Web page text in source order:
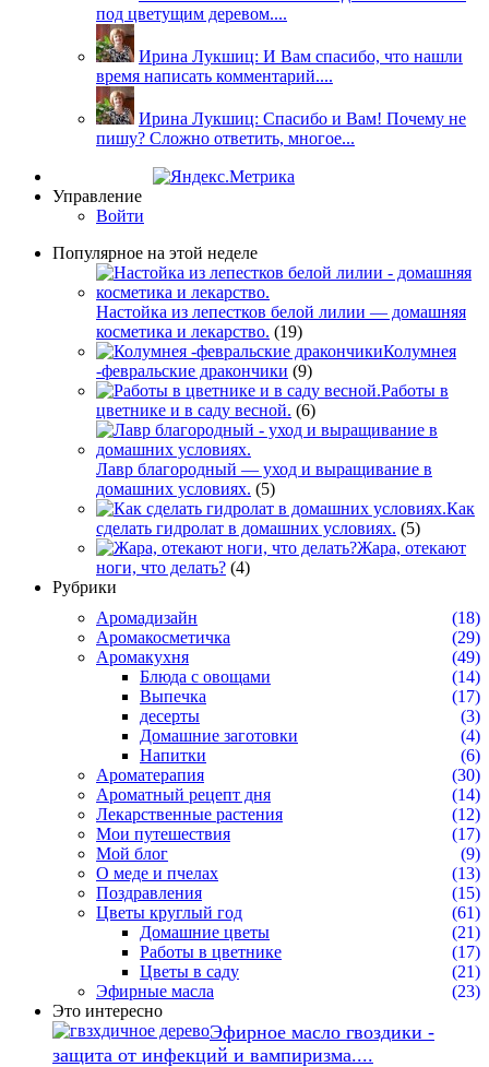
под цветущим деревом....
Ирина Лукшиц: И Вам спасибо, что нашли
время написать комментарий....
Ирина Лукшиц: Спасибо и Вам! Почему не
пишу? Сложно ответить, многое...
Управление
Войти
Популярное на этой неделе
Настойка из лепестков белой лилии — домашняя
косметика и лекарство. (19)
Колумнея
-февральские дракончики (9)
Работы в
цветнике и в саду весной. (6)
Лавр благородный — уход и выращивание в
домашних условиях. (5)
Как
сделать гидролат в домашних условиях. (5)
Жара, отекают
ноги, что делать? (4)
Рубрики
Аромадизайн
(18)
Аромакосметичка
(29)
Аромакухня
(49)
Блюда с овощами
(14)
Выпечка
(17)
десерты
(3)
Домашние заготовки
(4)
Напитки
(6)
Ароматерапия
(30)
Ароматный рецепт дня
(14)
Лекарственные растения
(12)
Мои путешествия
(17)
Мой блог
(9)
О меде и пчелах
(13)
Поздравления
(15)
Цветы круглый год
(61)
Домашние цветы
(21)
Работы в цветнике
(17)
Цветы в саду
(21)
Эфирные масла
(23)
Это интересно
Эфирное масло гвоздики -
защита от инфекций и вампиризма....